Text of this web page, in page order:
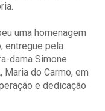
uma homenagem
entregue pela
dama Simone
Maria do Carmo, em
e dedicação